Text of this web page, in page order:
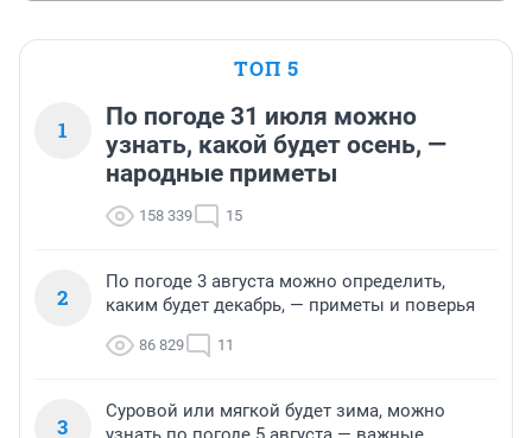
ТОП 5
1
По погоде 31 июля можно
узнать, какой будет осень, —
народные приметы
158 339 15
2
По погоде 3 августа можно определить,
каким будет декабрь, — приметы и поверья
86 829 11
3
Суровой или мягкой будет зима, можно